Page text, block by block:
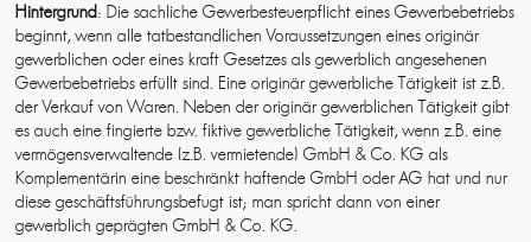
Hintergrund: Die sachliche Gewerbesteuerpflicht eines Gewerbebetriebs
beginnt, wenn alle tatbestandlichen Voraussetzungen eines originär
gewerblichen oder eines kraft Gesetzes als gewerblich angesehenen
Gewerbebetriebs erfüllt sind. Eine originär gewerbliche Tätigkeit ist z.B.
der Verkauf von Waren. Neben der originär gewerblichen Tätigkeit gibt
es auch eine fingierte bzw. fiktive gewerbliche Tätigkeit, wenn z.B. eine
vermögensverwaltende (z.B. vermietende) GmbH & Co. KG als
Komplementärin eine beschränkt haftende GmbH oder AG hat und nur
diese geschäftsführungsbefugt ist; man spricht dann von einer
gewerblich geprägten GmbH & Co. KG.